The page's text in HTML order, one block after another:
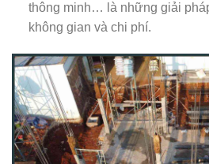
thông minh… là những giải
không gian và chi phí.